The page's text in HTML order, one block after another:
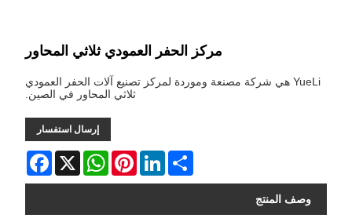
مركز الحفر العمودي ثلاثي المحاور
YueLi هي شركة مصنعة وموردة لمركز تصنيع آلات الحفر العمودي
ثلاثي المحاور في الصين.
إرسال استفسار
Facebook X
WhatsAppPinterestLinkedInShare
وصف المنتج